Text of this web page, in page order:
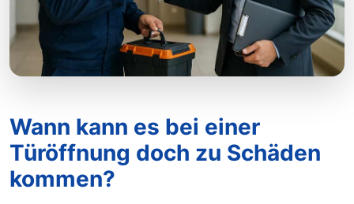
Wann kann es bei einer
Türöffnung doch zu Schäden
kommen?